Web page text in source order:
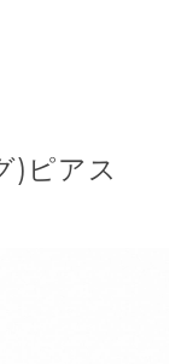
)ピアス